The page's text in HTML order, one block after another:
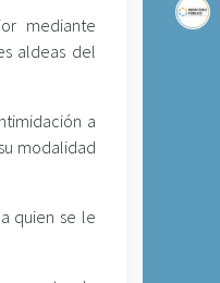
mediante
aldeas del
a
modalidad
quien se le